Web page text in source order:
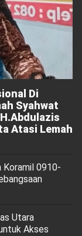
Di
Syahwat
Atasi Lemah
Koramil 0910-
Utara
Akses